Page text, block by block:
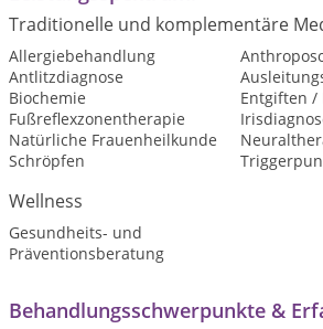
Traditionelle und komplementäre
Allergiebehandlung
Antlitzdiagnose
Biochemie
Entgiften /
Fußreflexzonentherapie
Natürliche Frauenheilkunde
Schröpfen
Wellness
Gesundheits- und
Präventionsberatung
Behandlungsschwerpunkte &